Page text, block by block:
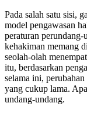
Pada salah satu sisi,
model pengawasan
peraturan perundang-
kehakiman memang
seolah-olah
itu, berdasarkan
selama ini,
yang cukup lama.
undang-undang.